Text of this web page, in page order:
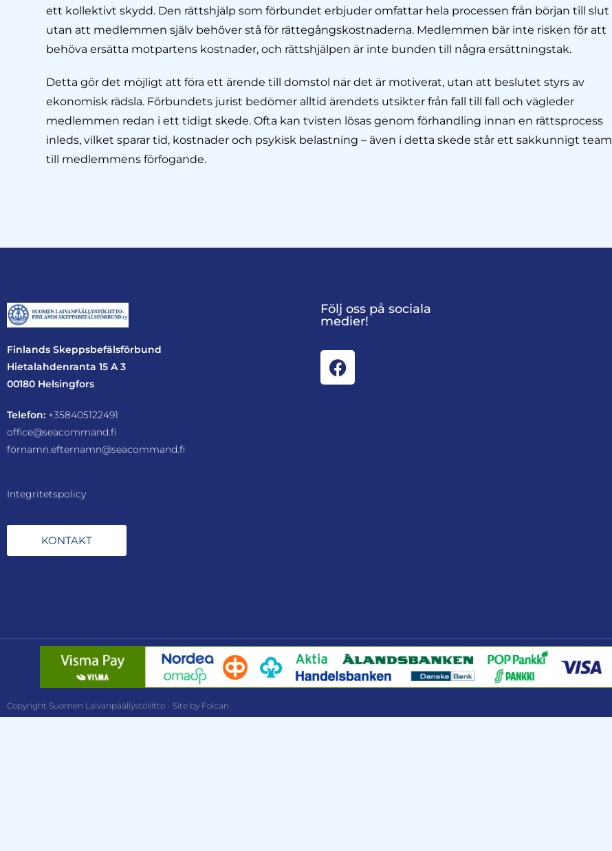
ett kollektivt skydd. Den rättshjälp som förbundet erbjuder omfattar hela processen från början till slut
utan att medlemmen själv behöver stå för rättegångskostnaderna. Medlemmen bär inte risken för att
behöva ersätta motpartens kostnader, och rättshjälpen är inte bunden till några ersättningstak.
Detta gör det möjligt att föra ett ärende till domstol när det är motiverat, utan att beslutet styrs av
ekonomisk rädsla. Förbundets jurist bedömer alltid ärendets utsikter från fall till fall och vägleder
medlemmen redan i ett tidigt skede. Ofta kan tvisten lösas genom förhandling innan en rättsprocess
inleds, vilket sparar tid, kostnader och psykisk belastning – även i detta skede står ett sakkunnigt team
till medlemmens förfogande.
Finlands Skeppsbefälsförbund
Hietalahdenranta 15 A 3
00180 Helsingfors
Telefon: +358405122491
office@seacommand.fi
förnamn.efternamn@seacommand.fi
Integritetspolicy
KONTAKT
Följ oss på sociala
medier!
Copyright Suomen Laivanpäällystöliitto - Site by Folcan